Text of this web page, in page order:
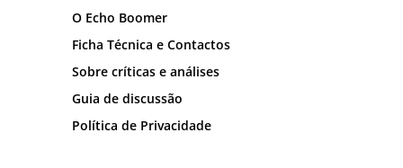
O Echo Boomer
Ficha Técnica e Contactos
Sobre críticas e análises
Guia de discussão
Política de Privacidade